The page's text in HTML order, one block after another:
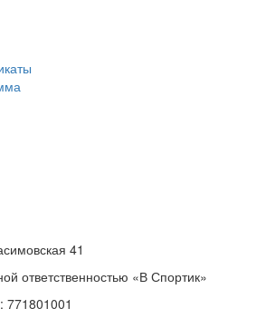
41
ответственностью «В Спортик»